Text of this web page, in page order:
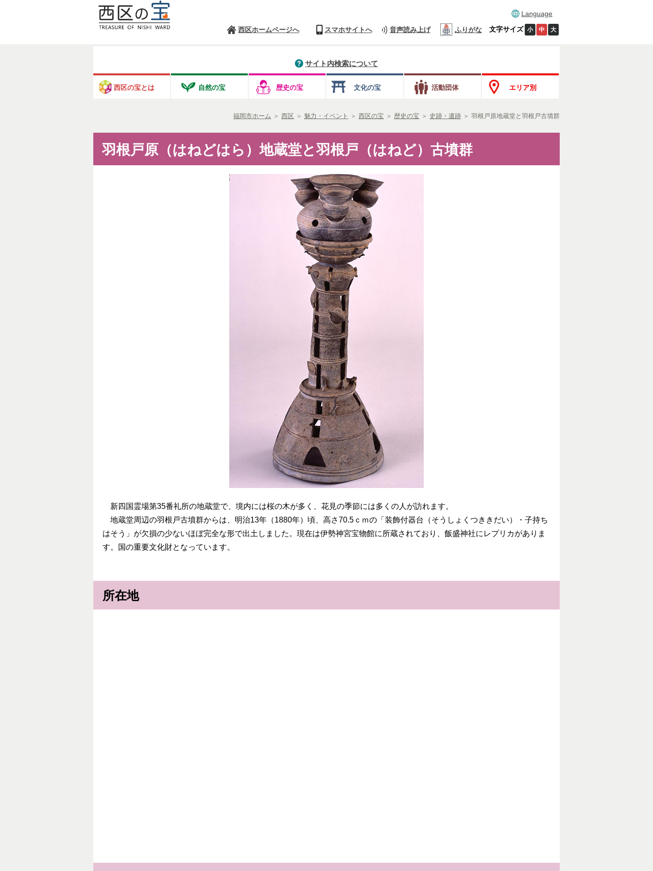
Language
西区ホームページへ スマホサイトへ 音声読み上げ ふりがな 文字サイズ 小 中 大
サイト内検索について
西区の宝とは 自然の宝 歴史の宝 文化の宝 活動団体 エリア別
福岡市ホーム ＞ 西区 ＞ 魅力・イベント ＞ 西区の宝 ＞ 歴史の宝 ＞ 史跡・遺跡 ＞ 羽根戸原地蔵堂と羽根戸古墳群
羽根戸原（はねどはら）地蔵堂と羽根戸（はねど）古墳群
新四国霊場第35番礼所の地蔵堂で、境内には桜の木が多く、花見の季節には多くの人が訪れます。
地蔵堂周辺の羽根戸古墳群からは、明治13年（1880年）頃、高さ70.5ｃｍの「装飾付器台（そうしょくつききだい）・子持ち
はそう」が欠損の少ないほぼ完全な形で出土しました。現在は伊勢神宮宝物館に所蔵されており、飯盛神社にレプリカがありま
す。国の重要文化財となっています。
所在地